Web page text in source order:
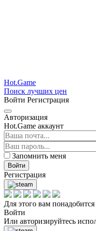
Hot.Game
Поиск лучших цен
Войти Регистрация
Авторизация
Hot.Game аккаунт
Запомнить меня
Войти
Регистрация
Для этого вам понадобится
Войти
Или авторизируйтесь